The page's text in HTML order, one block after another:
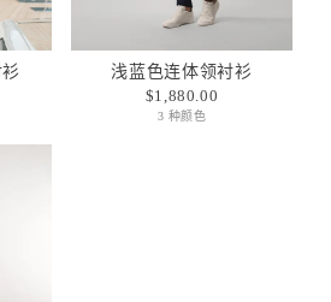
浅蓝色连体领衬衫
$1,880.00
3 种颜色